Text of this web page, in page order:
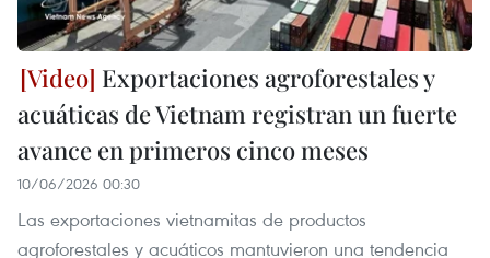
Exportaciones agroforestales y
acuáticas de Vietnam registran un fuerte
avance en primeros cinco meses
10/06/2026 00:30
Las exportaciones vietnamitas de productos
agroforestales y acuáticos mantuvieron una tendencia